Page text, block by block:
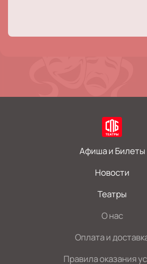
Афиша и Билеты
Новости
Театры
О нас
Оплата и
Правила оказания